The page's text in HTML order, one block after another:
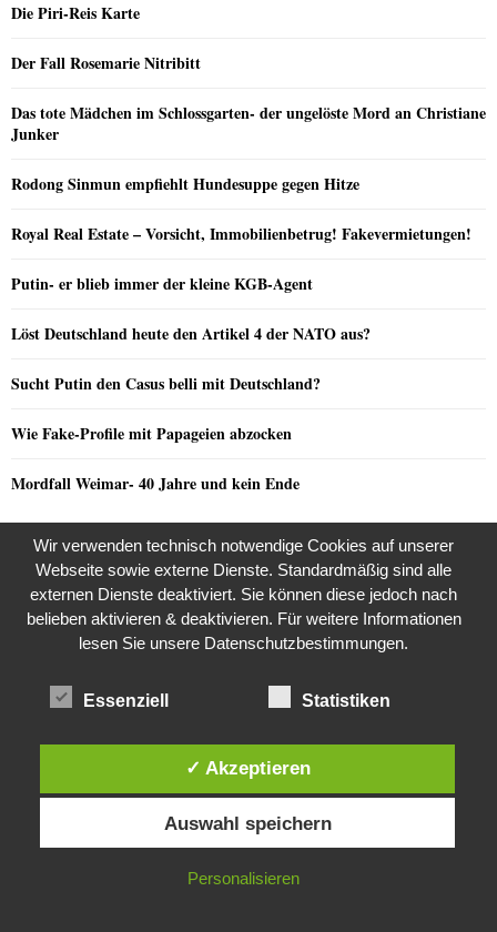
Die Piri-Reis Karte
Der Fall Rosemarie Nitribitt
Das tote Mädchen im Schlossgarten- der ungelöste Mord an Christiane
Junker
Rodong Sinmun empfiehlt Hundesuppe gegen Hitze
Royal Real Estate – Vorsicht, Immobilienbetrug! Fakevermietungen!
Putin- er blieb immer der kleine KGB-Agent
Löst Deutschland heute den Artikel 4 der NATO aus?
Sucht Putin den Casus belli mit Deutschland?
Wie Fake-Profile mit Papageien abzocken
Mordfall Weimar- 40 Jahre und kein Ende
NEUSTE KOMMENTARE
Barthoschek zuProDogRomania e.V. weist die moralische Schuld dem
Zeltnerzu
ProDogRomania e.V. weist die moralische Schuld dem Leser
Razzia in der JVA Rheinbach
Riza Kosar’s zweifelhaftes Angebot…
Riza Kosar’s zweifelhaftes Angebot…
Diese Website verwendet Cookies. Durch die weitere Nutzung dieser
Website stimmst du der Verwendung von Cookies zu.
IN ORDNUNG
Wir verwenden technisch notwendige Cookies auf unserer
Webseite sowie externe Dienste. Standardmäßig sind alle
externen Dienste deaktiviert. Sie können diese jedoch nach
belieben aktivieren & deaktivieren. Für weitere Informationen
lesen Sie unsere Datenschutzbestimmungen.
Essenziell Statistiken
✓ Akzeptieren
Auswahl speichern
Personalisieren